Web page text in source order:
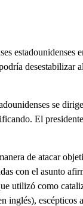
estadounidenses
desestabilizar
se
El
de atacar
con el asunto
utilizó como
inglés), escépticos